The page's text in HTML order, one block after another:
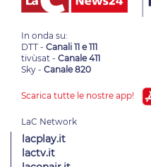
In onda su:
DTT - Canali 11 e 111
tivùsat - Canale 411
Sky - Canale 820
Scarica tutte le nostre app!
lacplay.it
lactv.it